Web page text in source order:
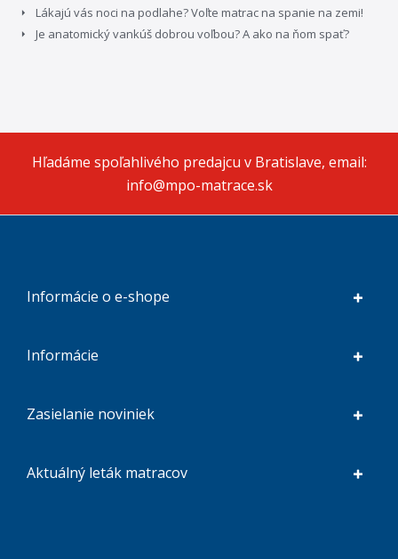
Lákajú vás noci na podlahe? Voľte matrac na spanie na zemi!
Je anatomický vankúš dobrou voľbou? A ako na ňom spať?
Hľadáme spoľahlivého predajcu v Bratislave, email:
info@mpo-matrace.sk
Informácie o e-shope
Informácie
Zasielanie noviniek
Aktuálný leták matracov